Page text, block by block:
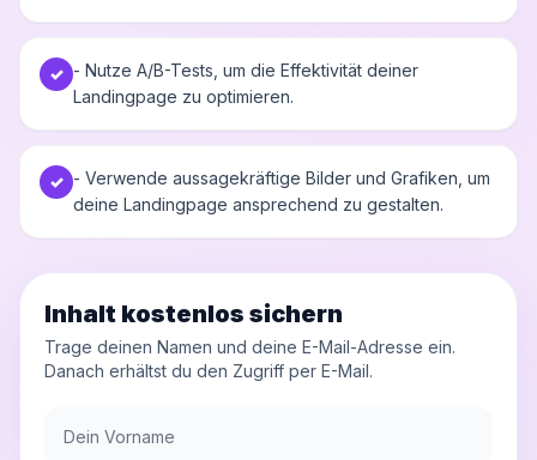
✓ - Nutze A/B-Tests, um die Effektivität deiner
Landingpage zu optimieren.
✓ - Verwende aussagekräftige Bilder und Grafiken, um
deine Landingpage ansprechend zu gestalten.
Inhalt kostenlos sichern
Trage deinen Namen und deine E-Mail-Adresse ein.
Danach erhältst du den Zugriff per E-Mail.